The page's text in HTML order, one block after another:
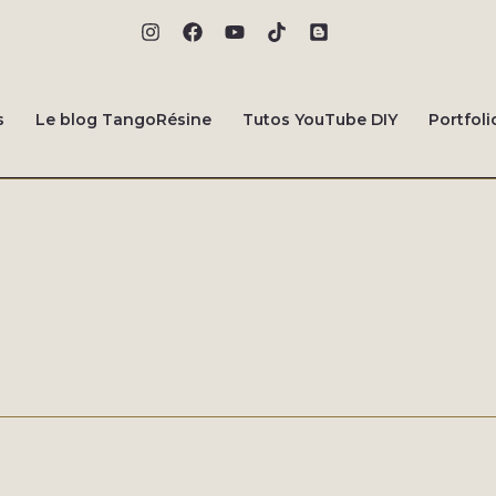
Le blog TangoRésine Tutos YouTube DIY